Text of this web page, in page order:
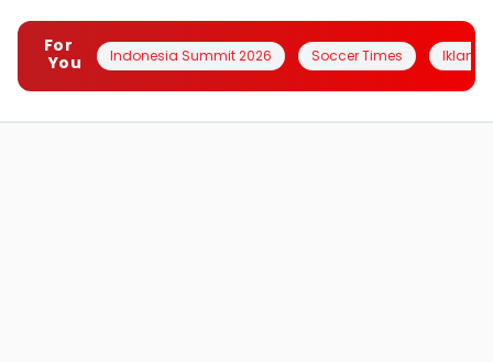
For
You
Indonesia Summit 2026 Soccer Times Iklanin